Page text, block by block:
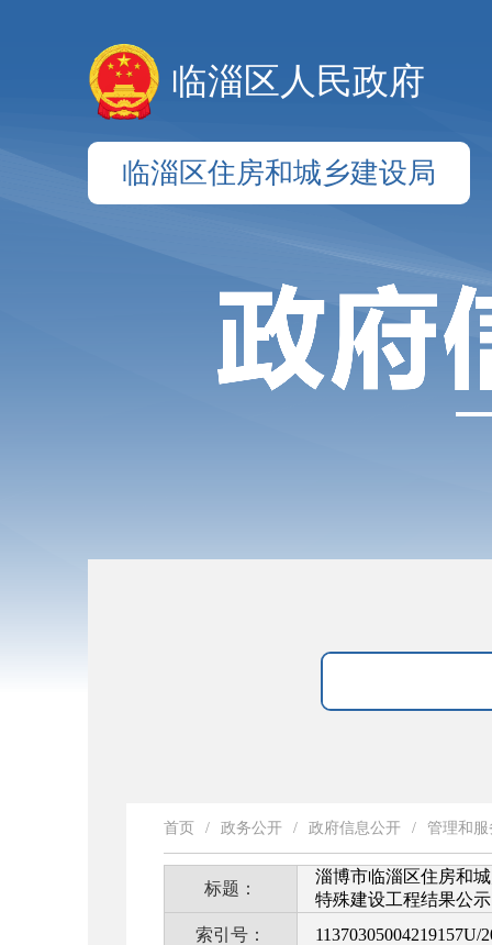
临淄区人民政府
临淄区住房和城乡建设局
首页 / 政务公开 / 政府信息公开 / 管理和
标题：
淄博市临淄区住房和
特殊建设工程结果公示
索引号：
11370305004219157U/